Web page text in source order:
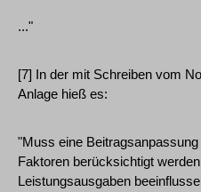
..."
[7] In der mit Schreiben vom
Anlage hieß es:
"Muss eine
Faktoren berücksichtigt
Leistungsausgaben